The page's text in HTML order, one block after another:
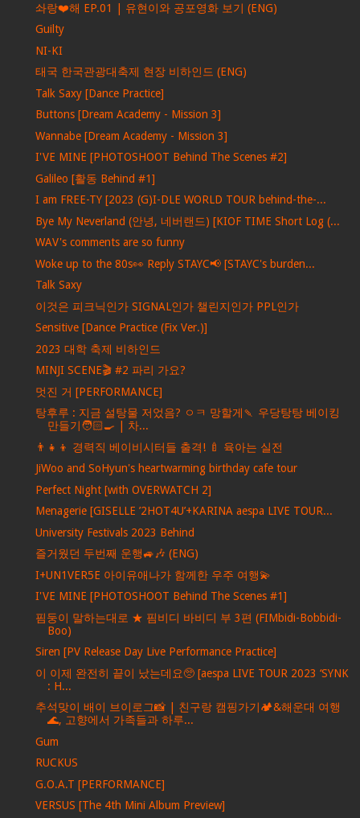
솨랑❤️해 EP.01 | 유현이와 공포영화 보기 (ENG)
Guilty
NI-KI
태국 한국관광대축제 현장 비하인드 (ENG)
Talk Saxy [Dance Practice]
Buttons [Dream Academy - Mission 3]
Wannabe [Dream Academy - Mission 3]
I'VE MINE [PHOTOSHOOT Behind The Scenes #2]
Galileo [활동 Behind #1]
I am FREE-TY [2023 (G)I-DLE WORLD TOUR behind-the-...
Bye My Neverland (안녕, 네버랜드) [KIOF TIME Short Log (...
WAV's comments are so funny
Woke up to the 80s👀 Reply STAYC📢 [STAYC's burden...
Talk Saxy
이것은 피크닉인가 SIGNAL인가 챌린지인가 PPL인가
Sensitive [Dance Practice (Fix Ver.)]
2023 대학 축제 비하인드
MINJI SCENE🎬 #2 파리 가요?
멋진 거 [PERFORMANCE]
탕후루 : 지금 설탕물 저었음? ㅇㅋ 망할게🍡 우당탕탕 베이킹
만들기🧑🏻‍🍳 | 차...
👨‍👧‍👦 경력직 베이비시터들 출격! 🍼 육아는 실전
JiWoo and SoHyun's heartwarming birthday cafe tour
Perfect Night [with OVERWATCH 2]
Menagerie [GISELLE ’2HOT4U’+KARINA aespa LIVE TOUR...
University Festivals 2023 Behind
즐거웠던 두번째 운행🚙🎶 (ENG)
I+UN1VER5E 아이유애나가 함께한 우주 여행💫
I'VE MINE [PHOTOSHOOT Behind The Scenes #1]
핌둥이 말하는대로 ★ 핌비디 바비디 부 3편 (FIMbidi-Bobbidi-
Boo)
Siren [PV Release Day Live Performance Practice]
이 이제 완전히 끝이 났는데요🥺 [aespa LIVE TOUR 2023 ‘SYNK
: H...
추석맞이 배이 브이로그📸 | 친구랑 캠핑가기🏕&해운대 여행
🌊, 고향에서 가족들과 하루...
Gum
RUCKUS
G.O.A.T [PERFORMANCE]
VERSUS [The 4th Mini Album Preview]